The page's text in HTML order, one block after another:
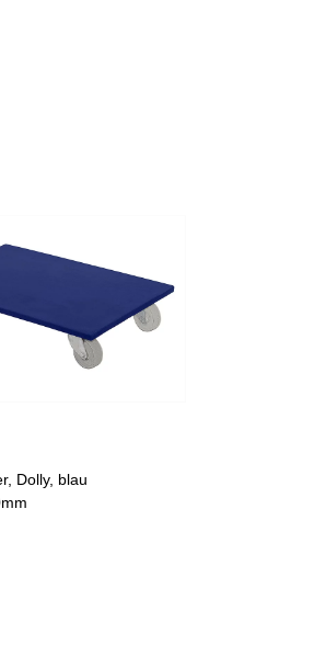
Dolly, blau